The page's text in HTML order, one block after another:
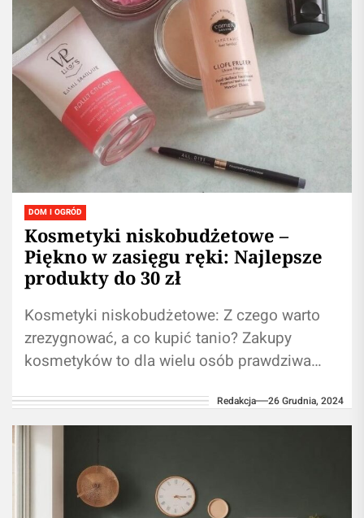
DOM I OGRÓD
Kosmetyki niskobudżetowe –
Piękno w zasięgu ręki: Najlepsze
produkty do 30 zł
Kosmetyki niskobudżetowe: Z czego warto
zrezygnować, a co kupić tanio? Zakupy
kosmetyków to dla wielu osób prawdziwa
wydatek. Na szczęście,...
Redakcja 26 Grudnia, 2024